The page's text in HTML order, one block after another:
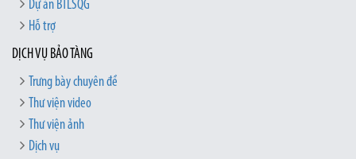
Dự án BTLSQG
Hỗ trợ
DỊCH VỤ BẢO TÀNG
Trưng bày chuyên đề
Thư viện video
Thư viện ảnh
Dịch vụ